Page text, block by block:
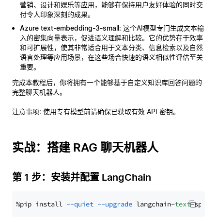
营销、设计和娱乐等应用，能够在保持用户友好体验的同时交
付令人印象深刻的成果。
Azure text-embedding-3-small: 这个AI模型专门生成文本输
入的密集向量表示，促进语义理解和比较。它的优势在于效率
和可扩展性，使其非常适合用于文本分类、信息检索以及自然
语言处理等应用场景，在这些场合快速的语义相似性评估至关
重要。
完成本教程后，你将拥有一个能够基于自定义知识库回答问题的
完整聊天机器人。
注意事项: 使用专有模型前请确保已获取有效 API 密钥。
实战：搭建 RAG 聊天机器人
第 1 步：安装并配置 LangChain
%pip install --quiet --upgrade langchain-text